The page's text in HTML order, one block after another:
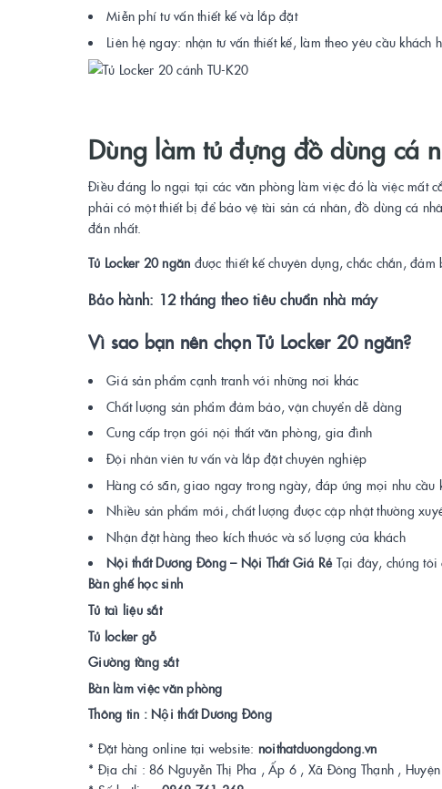
Miễn phí tư vấn thiết kế và lắp đặt
Liên hệ ngay: nhận tư vấn thiết kế, làm theo yêu cầu khách
Dùng làm tủ đựng đồ dùng cá
Điều đáng lo ngại tại các văn phòng làm việc đó là việc mất
phải có một thiết bị để bảo vệ tài sản cá nhân, đồ dùng cá
đắn nhất.
Tủ Locker 20 ngăn được thiết kế chuyên dụng, chắc chắn,
Bảo hành: 12 tháng theo tiêu chuẩn nhà máy
Vì sao bạn nên chọn Tủ Locker 20 ngăn?
Giá sản phẩm cạnh tranh với những nơi khác
Chất lượng sản phẩm đảm bảo, vận chuyển dễ dàng
Cung cấp trọn gói nội thất văn phòng, gia đình
Đội nhân viên tư vấn và lắp đặt chuyên nghiệp
Hàng có sẵn, giao ngay trong ngày, đáp ứng mọi nhu cầu
Nhiều sản phẩm mới, chất lượng được cập nhật thường
Nhận đặt hàng theo kích thước và số lượng của khách
Nội thất Dương Đông – Nội Thất Giá Rẻ Tại đây, chúng
Bàn ghế học sinh
Tủ taì liệu sắt
Tủ locker gỗ
Giường tầng sắt
Bàn làm việc văn phòng
Thông tin : Nội thất Dương Đông
* Đặt hàng online tại website: noithatduongdong.vn
* Địa chỉ : 86 Nguyễn Thị Pha , Ấp 6 , Xã Đông Thạnh , Huyện